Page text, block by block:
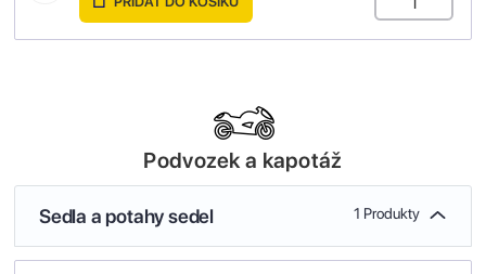
Podvozek a kapotáž
Sedla a potahy sedel 1 Produkty